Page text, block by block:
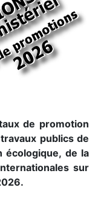
de promotion
publics de
écologique, de la
sur